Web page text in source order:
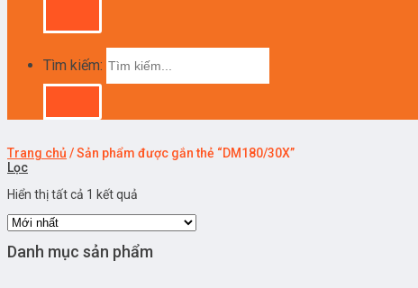
Tìm kiếm:
Trang chủ /Sản phẩm được gắn thẻ “DM180/30X”
Lọc
Hiển thị tất cả 1 kết quả
Danh mục sản phẩm